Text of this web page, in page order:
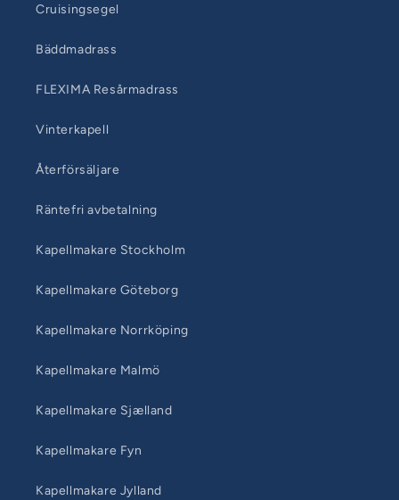
Cruisingsegel
Bäddmadrass
FLEXIMA Resårmadrass
Vinterkapell
Återförsäljare
Räntefri avbetalning
Kapellmakare Stockholm
Kapellmakare Göteborg
Kapellmakare Norrköping
Kapellmakare Malmö
Kapellmakare Sjælland
Kapellmakare Fyn
Kapellmakare Jylland